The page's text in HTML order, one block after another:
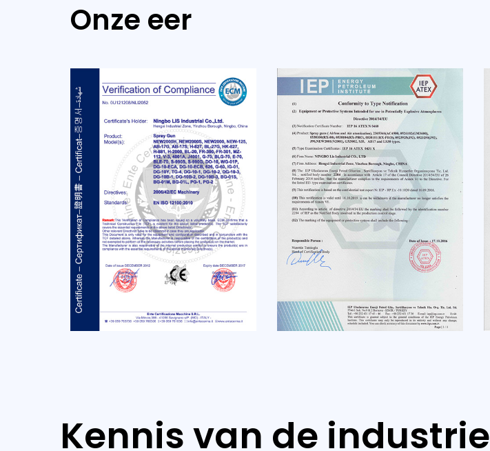
Onze eer
Kennis van de industrie